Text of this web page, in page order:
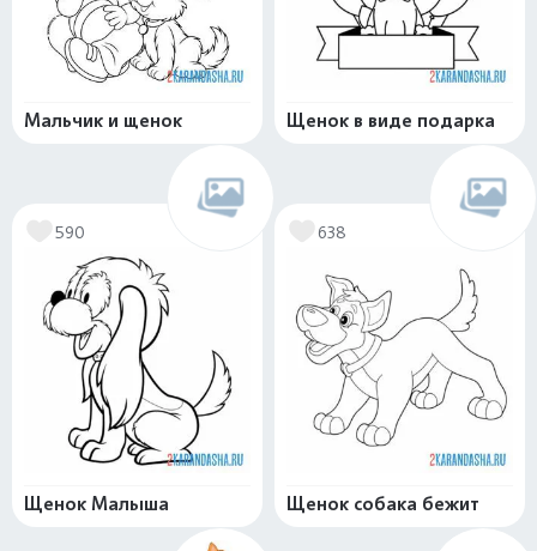
Мальчик и щенок Щенок в виде подарка
590
Щенок Малыша
638
Щенок собака бежит